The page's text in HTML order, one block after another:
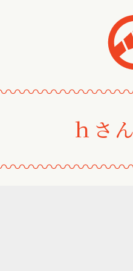
〰〰〰〰〰〰〰
ｈさ
〰〰〰〰〰〰〰